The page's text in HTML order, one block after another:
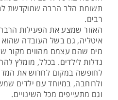
תשומת הלב הרבה שמוקדשת
רבים.
האזור שמצע את הפעילות הרבה
איטליה, גם בשל העובדה שהוא
מים שהם עצמם מהווים מקור
נדלות לילדים. בכלל, מומלץ
לחופשה במקום לחרוש את
ולרוחבה, במיוחד עם ילדים
וגם מתעייפים מכל השינויים.